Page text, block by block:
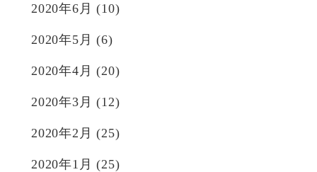
2020年6月 (10)
2020年5月 (6)
2020年4月 (20)
2020年3月 (12)
2020年2月 (25)
2020年1月 (25)